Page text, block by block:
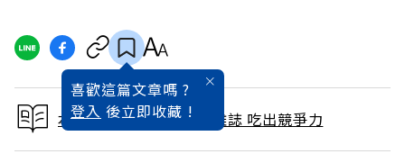
喜歡這篇文章嗎 ?
登入 後立即收藏 !
本文出自 2007 / 6月號雜誌 吃出競爭力